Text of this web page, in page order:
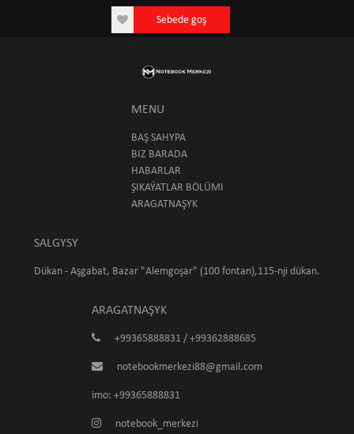
Sebede goş
MENU
BAŞ SAHYPA
BIZ BARADA
HABARLAR
ŞIKAÝATLAR BÖLÜMI
ARAGATNAŞYK
SALGYSY
Dükan - Aşgabat, Bazar "Alemgoşar" (100 fontan),115-nji dükan.
ARAGATNAŞYK
+99365888831 / +99362888685
notebookmerkezi88@gmail.com
imo: +99365888831
notebook_merkezi